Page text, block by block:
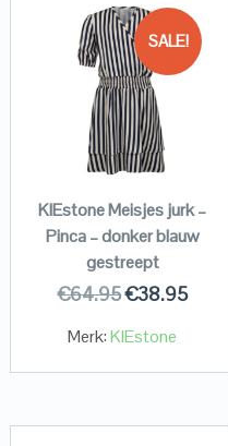
SALE!
KIEstone Meisjes jurk –
Pinca – donker blauw
gestreept
€64.95€38.95
Merk:KIEstone